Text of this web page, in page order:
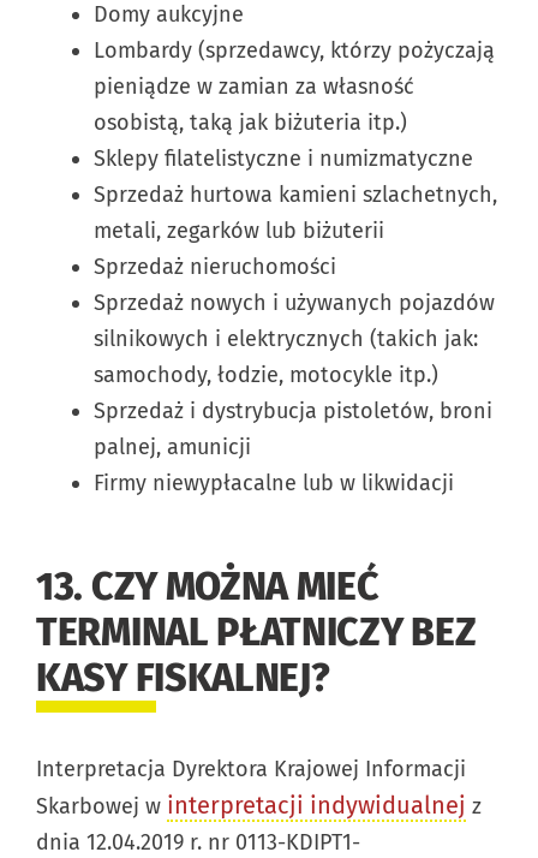
Domy aukcyjne
Lombardy (sprzedawcy, którzy pożyczają
pieniądze w zamian za własność
osobistą, taką jak biżuteria itp.)
Sklepy filatelistyczne i numizmatyczne
Sprzedaż hurtowa kamieni szlachetnych,
metali, zegarków lub biżuterii
Sprzedaż nieruchomości
Sprzedaż nowych i używanych pojazdów
silnikowych i elektrycznych (takich jak:
samochody, łodzie, motocykle itp.)
Sprzedaż i dystrybucja pistoletów, broni
palnej, amunicji
Firmy niewypłacalne lub w likwidacji
13. CZY MOŻNA MIEĆ
TERMINAL PŁATNICZY BEZ
KASY FISKALNEJ?
Interpretacja Dyrektora Krajowej Informacji
Skarbowej w interpretacji indywidualnej z
dnia 12.04.2019 r. nr 0113-KDIPT1-